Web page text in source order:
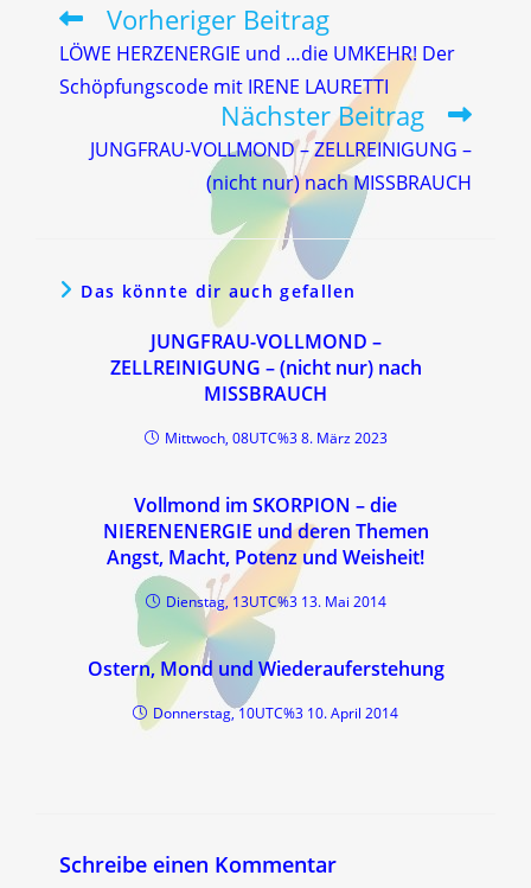
Weitere
Artikel
ansehen
Vorheriger Beitrag
LÖWE HERZENERGIE und …die UMKEHR! Der
Schöpfungscode mit IRENE LAURETTI
Nächster Beitrag
JUNGFRAU-VOLLMOND – ZELLREINIGUNG –
(nicht nur) nach MISSBRAUCH
Das könnte dir auch gefallen
JUNGFRAU-VOLLMOND –
ZELLREINIGUNG – (nicht nur) nach
MISSBRAUCH
Mittwoch, 08UTC%3 8. März 2023
Vollmond im SKORPION – die
NIERENENERGIE und deren Themen
Angst, Macht, Potenz und Weisheit!
Dienstag, 13UTC%3 13. Mai 2014
Ostern, Mond und Wiederauferstehung
Donnerstag, 10UTC%3 10. April 2014
Schreibe einen Kommentar